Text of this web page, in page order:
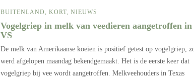
BUITENLAND, KORT, NIEUWS
Vogelgriep in melk van veedieren aangetroffen in
VS
De melk van Amerikaanse koeien is positief getest op vogelgriep,
werd afgelopen maandag bekendgemaakt. Het is de eerste keer dat
vogelgriep bij vee wordt aangetroffen. Melkveehouders in Texas